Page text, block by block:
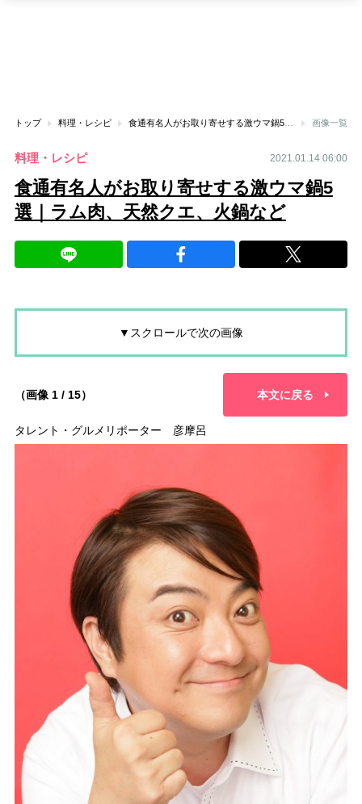
トップ 料理・レシピ 食通有名人がお取り寄せする激ウマ鍋5選｜ラム肉、天然クエ、火鍋など 画像一覧
料理・レシピ 2021.01.14 06:00
食通有名人がお取り寄せする激ウマ鍋5
選｜ラム肉、天然クエ、火鍋など
▼スクロールで次の画像
（画像 1 / 15） 本文に戻る
タレント・グルメリポーター 彦摩呂